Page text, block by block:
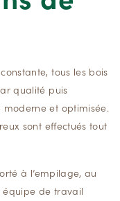
tous les bois
qualité puis
et optimisée.
sont effectués tout
à l’empilage, au
équipe de travail